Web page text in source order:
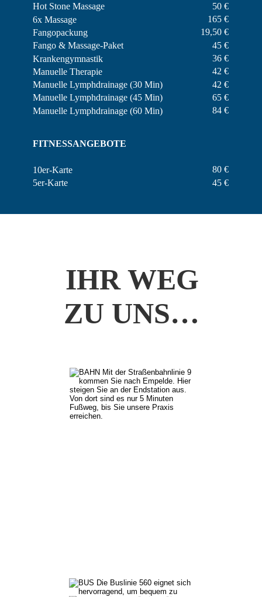
IHR WEG
ZU UNS…
50 €
165 €
19,50 €
45 €
36 €
42 €
42 €
65 €
84 €
80 €
45 €
Hot Stone Massage
6x Massage
Fangopackung
Fango & Massage-Paket
Krankengymnastik
Manuelle Therapie
Manuelle Lymphdrainage (30 Min)
Manuelle Lymphdrainage (45 Min)
Manuelle Lymphdrainage (60 Min)
FITNESSANGEBOTE
10er-Karte
5er-Karte